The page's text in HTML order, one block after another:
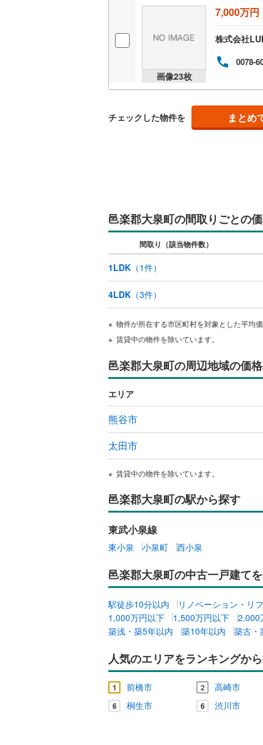
画像23枚
7,000万円
株式会社
0078-
チェックした物件を まとめ
邑楽郡大泉町の間取りごとの
間取り（該当物件数）
1LDK （1件）
4LDK （3件）
物件が所在する市区町村を対象とした平均価
賃貸中の物件を除いています。
邑楽郡大泉町の周辺地域の価
エリア
熊谷市
太田市
賃貸中の物件を除いています。
邑楽郡大泉町の駅から探す
東武小泉線
東小泉 小泉町 西小泉
邑楽郡大泉町の中古一戸建て
駅徒歩10分以内 リノベーション・リ
1,000万円以下
1,500万円以下 2,000
築浅・築5年以内
築10年以内 築古・
人気のエリアをランキングか
1 前橋市 2 高崎市
6 桐生市 6 渋川市
オンライン
オンラ